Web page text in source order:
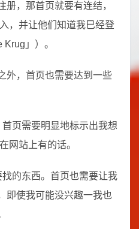
册，那首页就要有连结，
，并让他们知道我巳经登
」）。
外，首页也需要达到一些
页需要明显地标示出我想
网站上有的话。
的东西。首页也需要让我
即使我可能没兴趣一我也